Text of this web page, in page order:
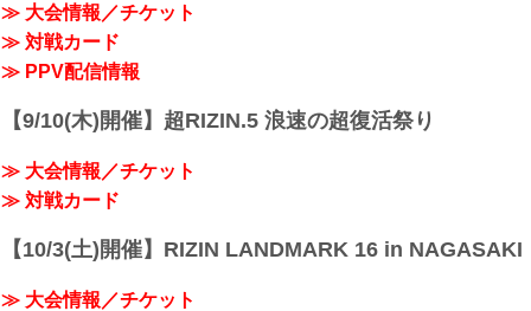
≫ 大会情報／チケット
≫ 対戦カード
≫ PPV配信情報
【9/10(木)開催】超RIZIN.5 浪速の超復活祭り
≫ 大会情報／チケット
≫ 対戦カード
【10/3(土)開催】RIZIN LANDMARK 16 in NAGASAKI
≫ 大会情報／チケット